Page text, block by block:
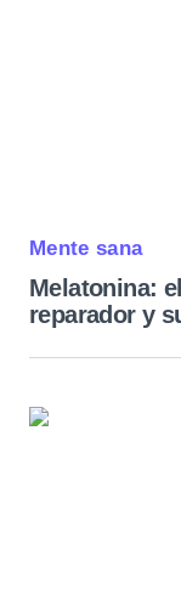
Mente sana
Melatonina:
reparador y